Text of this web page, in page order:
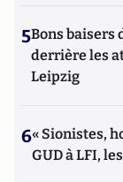
5Bons baisers
derrière les
Leipzig
6« Sionistes,
GUD à LFI,